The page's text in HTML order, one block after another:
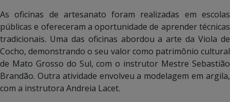
As oficinas de artesanato foram realizadas em escolas
públicas e ofereceram a oportunidade de aprender técnicas
tradicionais. Uma das oficinas abordou a arte da Viola de
Cocho, demonstrando o seu valor como patrimônio cultural
de Mato Grosso do Sul, com o instrutor Mestre Sebastião
Brandão. Outra atividade envolveu a modelagem em argila,
com a instrutora Andreia Lacet.